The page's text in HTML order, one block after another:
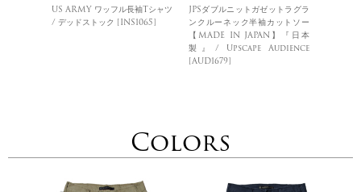
US ARMY ワッフル長袖Tシャツ
/ デッドストック [INS1065]
JPSダブルニットガゼットラグラ
ンクルーネック半袖カットソー
【MADE IN JAPAN】『日本
製』/ Upscape Audience
[AUD1679]
Colors